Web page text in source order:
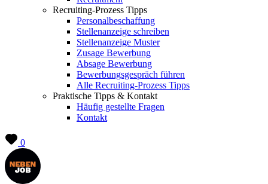
Recruiting-Prozess Tipps
Personalbeschaffung
Stellenanzeige schreiben
Stellenanzeige Muster
Zusage Bewerbung
Absage Bewerbung
Bewerbungsgespräch führen
Alle Recruiting-Prozess Tipps
Praktische Tipps & Kontakt
Häufig gestellte Fragen
Kontakt
0